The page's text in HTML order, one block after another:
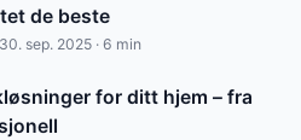
de beste
sep. 2025 · 6 min
for ditt hjem – fra